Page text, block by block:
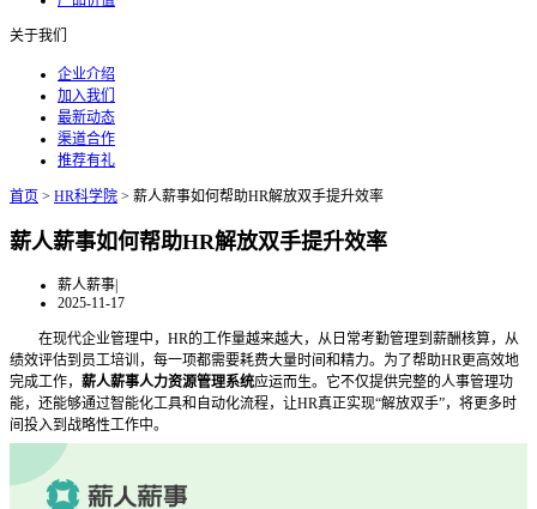
关于我们
企业介绍
加入我们
最新动态
渠道合作
推荐有礼
首页 > HR科学院 > 薪人薪事如何帮助HR解放双手提升效率
薪人薪事如何帮助HR解放双手提升效率
薪人薪事|
2025-11-17
在现代企业管理中，HR的工作量越来越大，从日常考勤管理到薪酬核算，从
绩效评估到员工培训，每一项都需要耗费大量时间和精力。为了帮助HR更高效地
完成工作， 薪人薪事人力资源管理系统应运而生。它不仅提供完整的人事管理功
能，还能够通过智能化工具和自动化流程，让HR真正实现“解放双手”，将更多时
间投入到战略性工作中。